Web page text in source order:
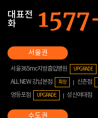
대표전
화
서울365mc지방흡입병원 UPGRADE
ALL NEW 강남본점 확장 신촌점
영등포점
UPGRADE 성신여대점